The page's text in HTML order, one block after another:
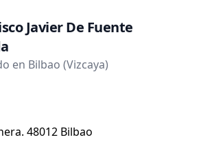
Javier De Fuente
en Bilbao (Vizcaya)
48012 Bilbao